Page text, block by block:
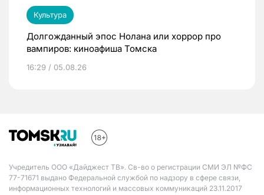
Культура
Долгожданный эпос Нолана или хоррор про
вампиров: киноафиша Томска
16:29 / 05.08.26
Учредитель ООО «Дайджест ТВ». Св-во о регистрации СМИ ЭЛ №ФС
77-71671 выдано Федеральной службой по надзору в сфере связи,
информационных технологий и массовых коммуникаций 23.11.2017